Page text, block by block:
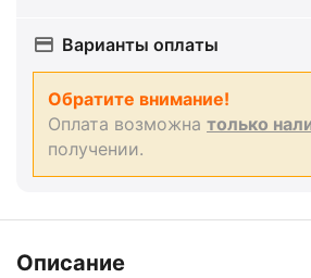
Варианты оплаты
Обратите внимание!
Оплата возможна только
получении.
Описание